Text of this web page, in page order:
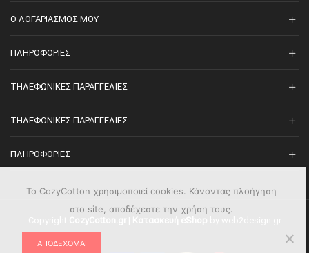
O ΛΟΓΑΡΙΑΣΜΌΣ ΜΟΥ
ΠΛΗΡΟΦΟΡΊΕΣ
ΤΗΛΕΦΩΝΙΚΈΣ ΠΑΡΑΓΓΕΛΊΕΣ
ΤΗΛΕΦΩΝΙΚΈΣ ΠΑΡΑΓΓΕΛΊΕΣ
ΠΛΗΡΟΦΟΡΊΕΣ
Το CozyCotton χρησιμοποιεί cookies. Κάνοντας πλοήγηση
στο site, αποδέχεστε την χρήση τους.
ΑΠΟΔΈΧΟΜΑΙ